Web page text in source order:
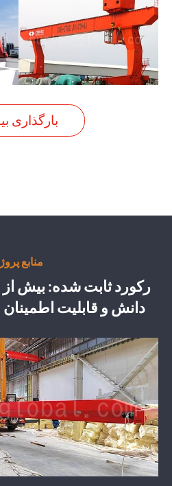
بارگذاری
منابع
دانش و قابلیت